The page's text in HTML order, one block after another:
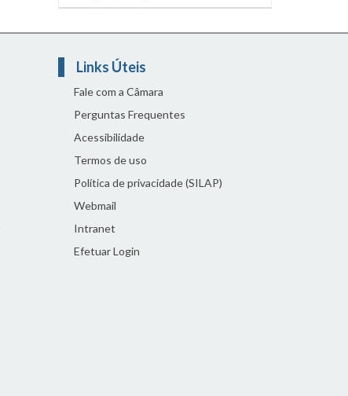
Links Úteis
Fale com a Câmara
Perguntas Frequentes
Acessibilidade
Termos de uso
Política de privacidade (SILAP)
Webmail
Intranet
Efetuar Login